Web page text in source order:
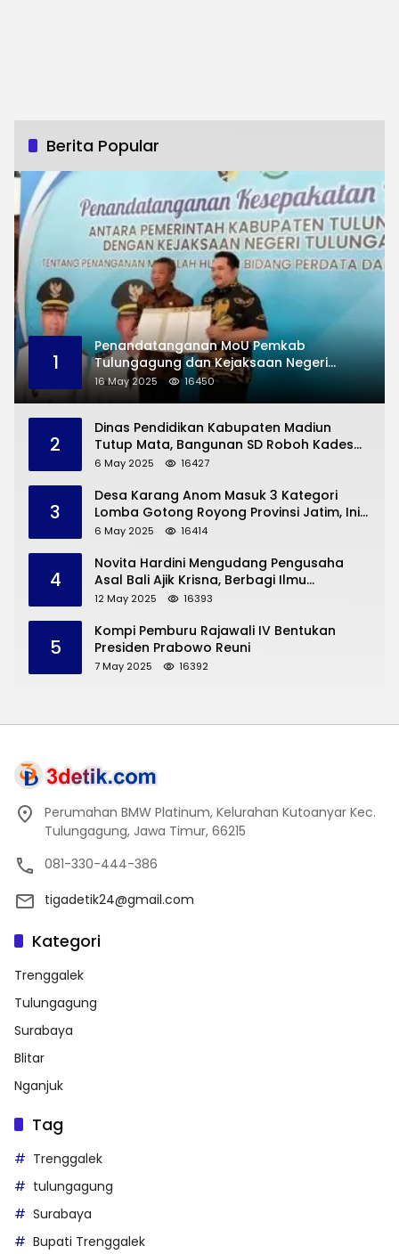
Berita Popular
1
Penandatanganan MoU Pemkab
Tulungagung dan Kejaksaan Negeri
Permasalahan Hukum
16 May 2025 16450
2
Dinas Pendidikan Kabupaten Madiun
Tutup Mata, Bangunan SD Roboh Kades
Dermorejo Bangun Pakai Dana Pribadi
6 May 2025 16427
3
Desa Karang Anom Masuk 3 Kategori
Lomba Gotong Royong Provinsi Jatim, Ini
yang Disampaikan Sekda Trenggalek
6 May 2025 16414
4
Novita Hardini Mengudang Pengusaha
Asal Bali Ajik Krisna, Berbagi Ilmu
Pengembangan Pariwisata dan UMKM
12 May 2025 16393
5
Kompi Pemburu Rajawali IV Bentukan
Presiden Prabowo Reuni
7 May 2025 16392
Perumahan BMW Platinum, Kelurahan Kutoanyar Kec.
Tulungagung, Jawa Timur, 66215
081-330-444-386
tigadetik24@gmail.com
Kategori
Trenggalek
Tulungagung
Surabaya
Blitar
Nganjuk
Tag
Trenggalek
tulungagung
Surabaya
Bupati Trenggalek